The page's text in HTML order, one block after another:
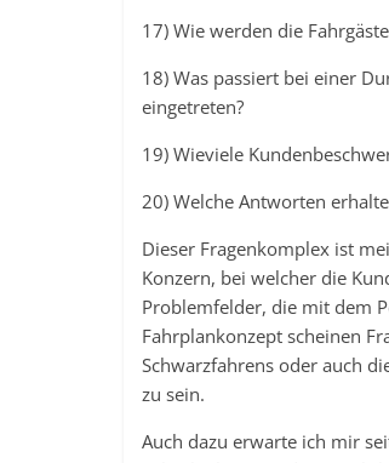
17) Wie werden die
18) Was passiert bei einer
eingetreten?
19) Wieviele
20) Welche Antworten
Dieser Fragenkomplex ist
Konzern, bei welcher die
Problemfelder, die mit dem
Fahrplankonzept scheinen
Schwarzfahrens oder auch
zu sein.
Auch dazu erwarte ich mir